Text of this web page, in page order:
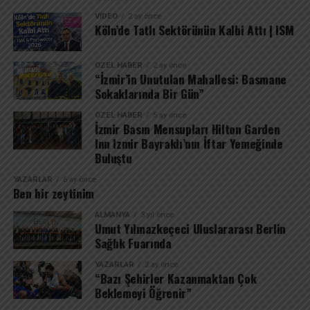
VIDEO 2 ay önce
Köln’de Tatlı Sektörünün Kalbi Attı | ISM
ÖZEL HABER 2 ay önce
“İzmir’in Unutulan Mahallesi: Basmane
Sokaklarında Bir Gün”
ÖZEL HABER 5 ay önce
İzmir Basın Mensupları Hilton Garden
Inn Izmir Bayraklı’nın İftar Yemeğinde
Buluştu
YAZARLAR 6 ay önce
Ben bir zeytinim
ALMANYA 3 yıl önce
Umut Yılmazkeçeci Uluslararası Berlin
Sağlık Fuarında
YAZARLAR 2 ay önce
“Bazı Şehirler Kazanmaktan Çok
Beklemeyi Öğrenir”